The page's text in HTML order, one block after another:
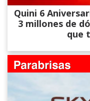
Quini 6
3 millones de
que